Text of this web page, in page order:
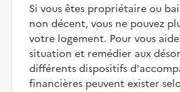
Si vous êtes propriétaire ou
non décent, vous ne pouvez
votre logement. Pour vous
situation et remédier aux
différents dispositifs
financières peuvent exister